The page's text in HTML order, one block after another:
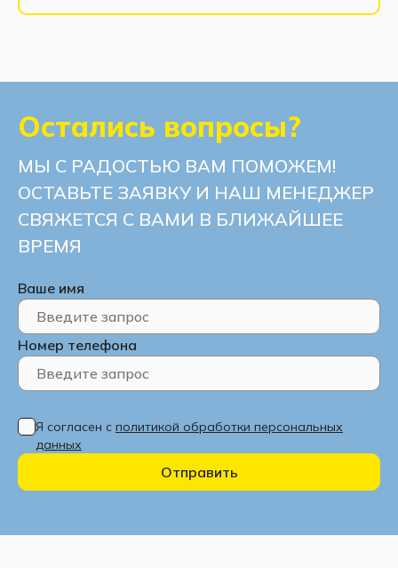
Остались вопросы?
МЫ С РАДОСТЬЮ ВАМ ПОМОЖЕМ!
ОСТАВЬТЕ ЗАЯВКУ И НАШ МЕНЕДЖЕР
СВЯЖЕТСЯ С ВАМИ В БЛИЖАЙШЕЕ
ВРЕМЯ
Ваше имя
Номер телефона
Я согласен с политикой обработки персональных
данных
Отправить